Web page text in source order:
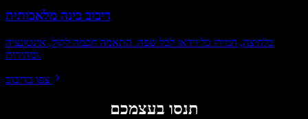
דיבוב בינה מלאכותית
בלחיצה, המירו כל וידאו לכל שפה. התאמה חכמה לקול, אינטונציה
ומהירות.
צפו בדיבוב
תנסו בעצמכם